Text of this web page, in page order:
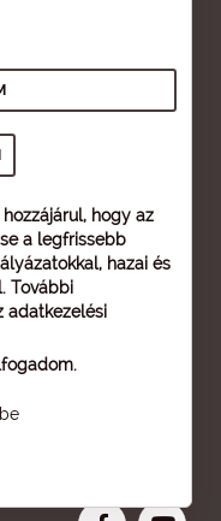
hogy az
a legfrissebb
hazai és
További
adatkezelési